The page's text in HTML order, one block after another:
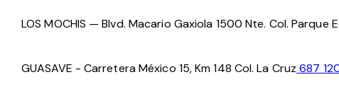
LOS MOCHIS — Blvd. Macario Gaxiola 1500 Nte. Col. Parque
GUASAVE - Carretera México 15, Km 148 Col. La Cruz 687